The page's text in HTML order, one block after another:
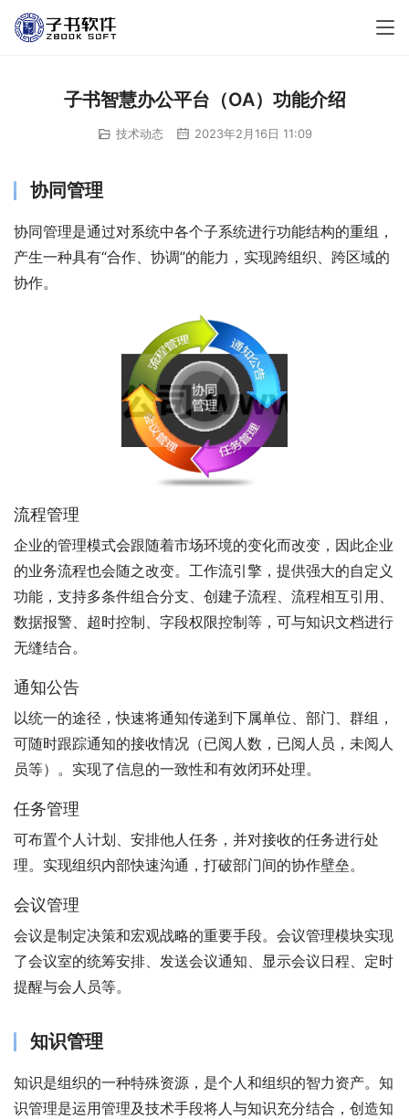
子书智慧办公平台（OA）功能介绍
技术动态 2023年2月16日 11:09
协同管理
协同管理是通过对系统中各个子系统进行功能结构的重组，
产生一种具有“合作、协调”的能力，实现跨组织、跨区域的
协作。
流程管理
企业的管理模式会跟随着市场环境的变化而改变，因此企业
的业务流程也会随之改变。工作流引擎，提供强大的自定义
功能，支持多条件组合分支、创建子流程、流程相互引用、
数据报警、超时控制、字段权限控制等，可与知识文档进行
无缝结合。
通知公告
以统一的途径，快速将通知传递到下属单位、部门、群组，
可随时跟踪通知的接收情况（已阅人数，已阅人员，未阅人
员等）。实现了信息的一致性和有效闭环处理。
任务管理
可布置个人计划、安排他人任务，并对接收的任务进行处
理。实现组织内部快速沟通，打破部门间的协作壁垒。
会议管理
会议是制定决策和宏观战略的重要手段。会议管理模块实现
了会议室的统筹安排、发送会议通知、显示会议日程、定时
提醒与会人员等。
知识管理
知识是组织的一种特殊资源，是个人和组织的智力资产。知
识管理是运用管理及技术手段将人与知识充分结合，创造知